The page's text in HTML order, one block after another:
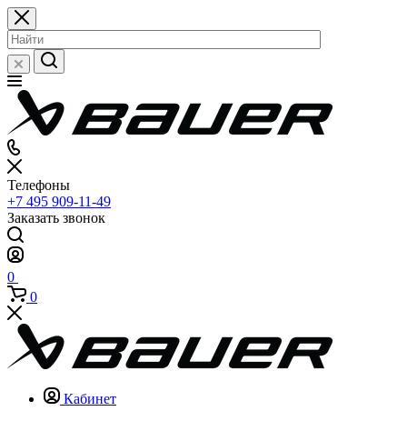
Телефоны
+7 495 909-11-49
Заказать звонок
0
0
Кабинет